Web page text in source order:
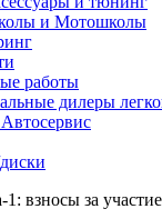
и Мотошколы
работы
дилеры
взносы за